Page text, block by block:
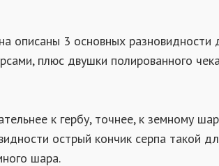
описаны 3 основных
плюс двушки полированного
к гербу, точнее, к земному
острый кончик серпа такой
шара.